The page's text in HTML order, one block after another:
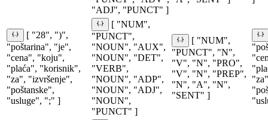
"ADJ", "PUNCT" ]
[ "28", ")",
"poštarina", "je",
"cena", "koju",
"plaća", "korisnik",
"za", "izvršenje",
"poštanske",
"usluge", ";" ]
[ "NUM",
"PUNCT",
"NOUN", "AUX",
"NOUN", "DET",
"VERB",
"NOUN", "ADP",
"NOUN", "ADJ",
"NOUN",
"PUNCT" ]
[ "NUM",
"PUNCT", "N",
"V", "N", "PRO",
"V", "N", "PREP",
"N", "A", "N",
"SENT" ]